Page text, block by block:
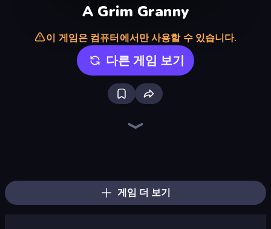
A Grim Granny
이 게임은 컴퓨터에서만 사용할 수 있습니다.
다른 게임 보기
게임 더 보기